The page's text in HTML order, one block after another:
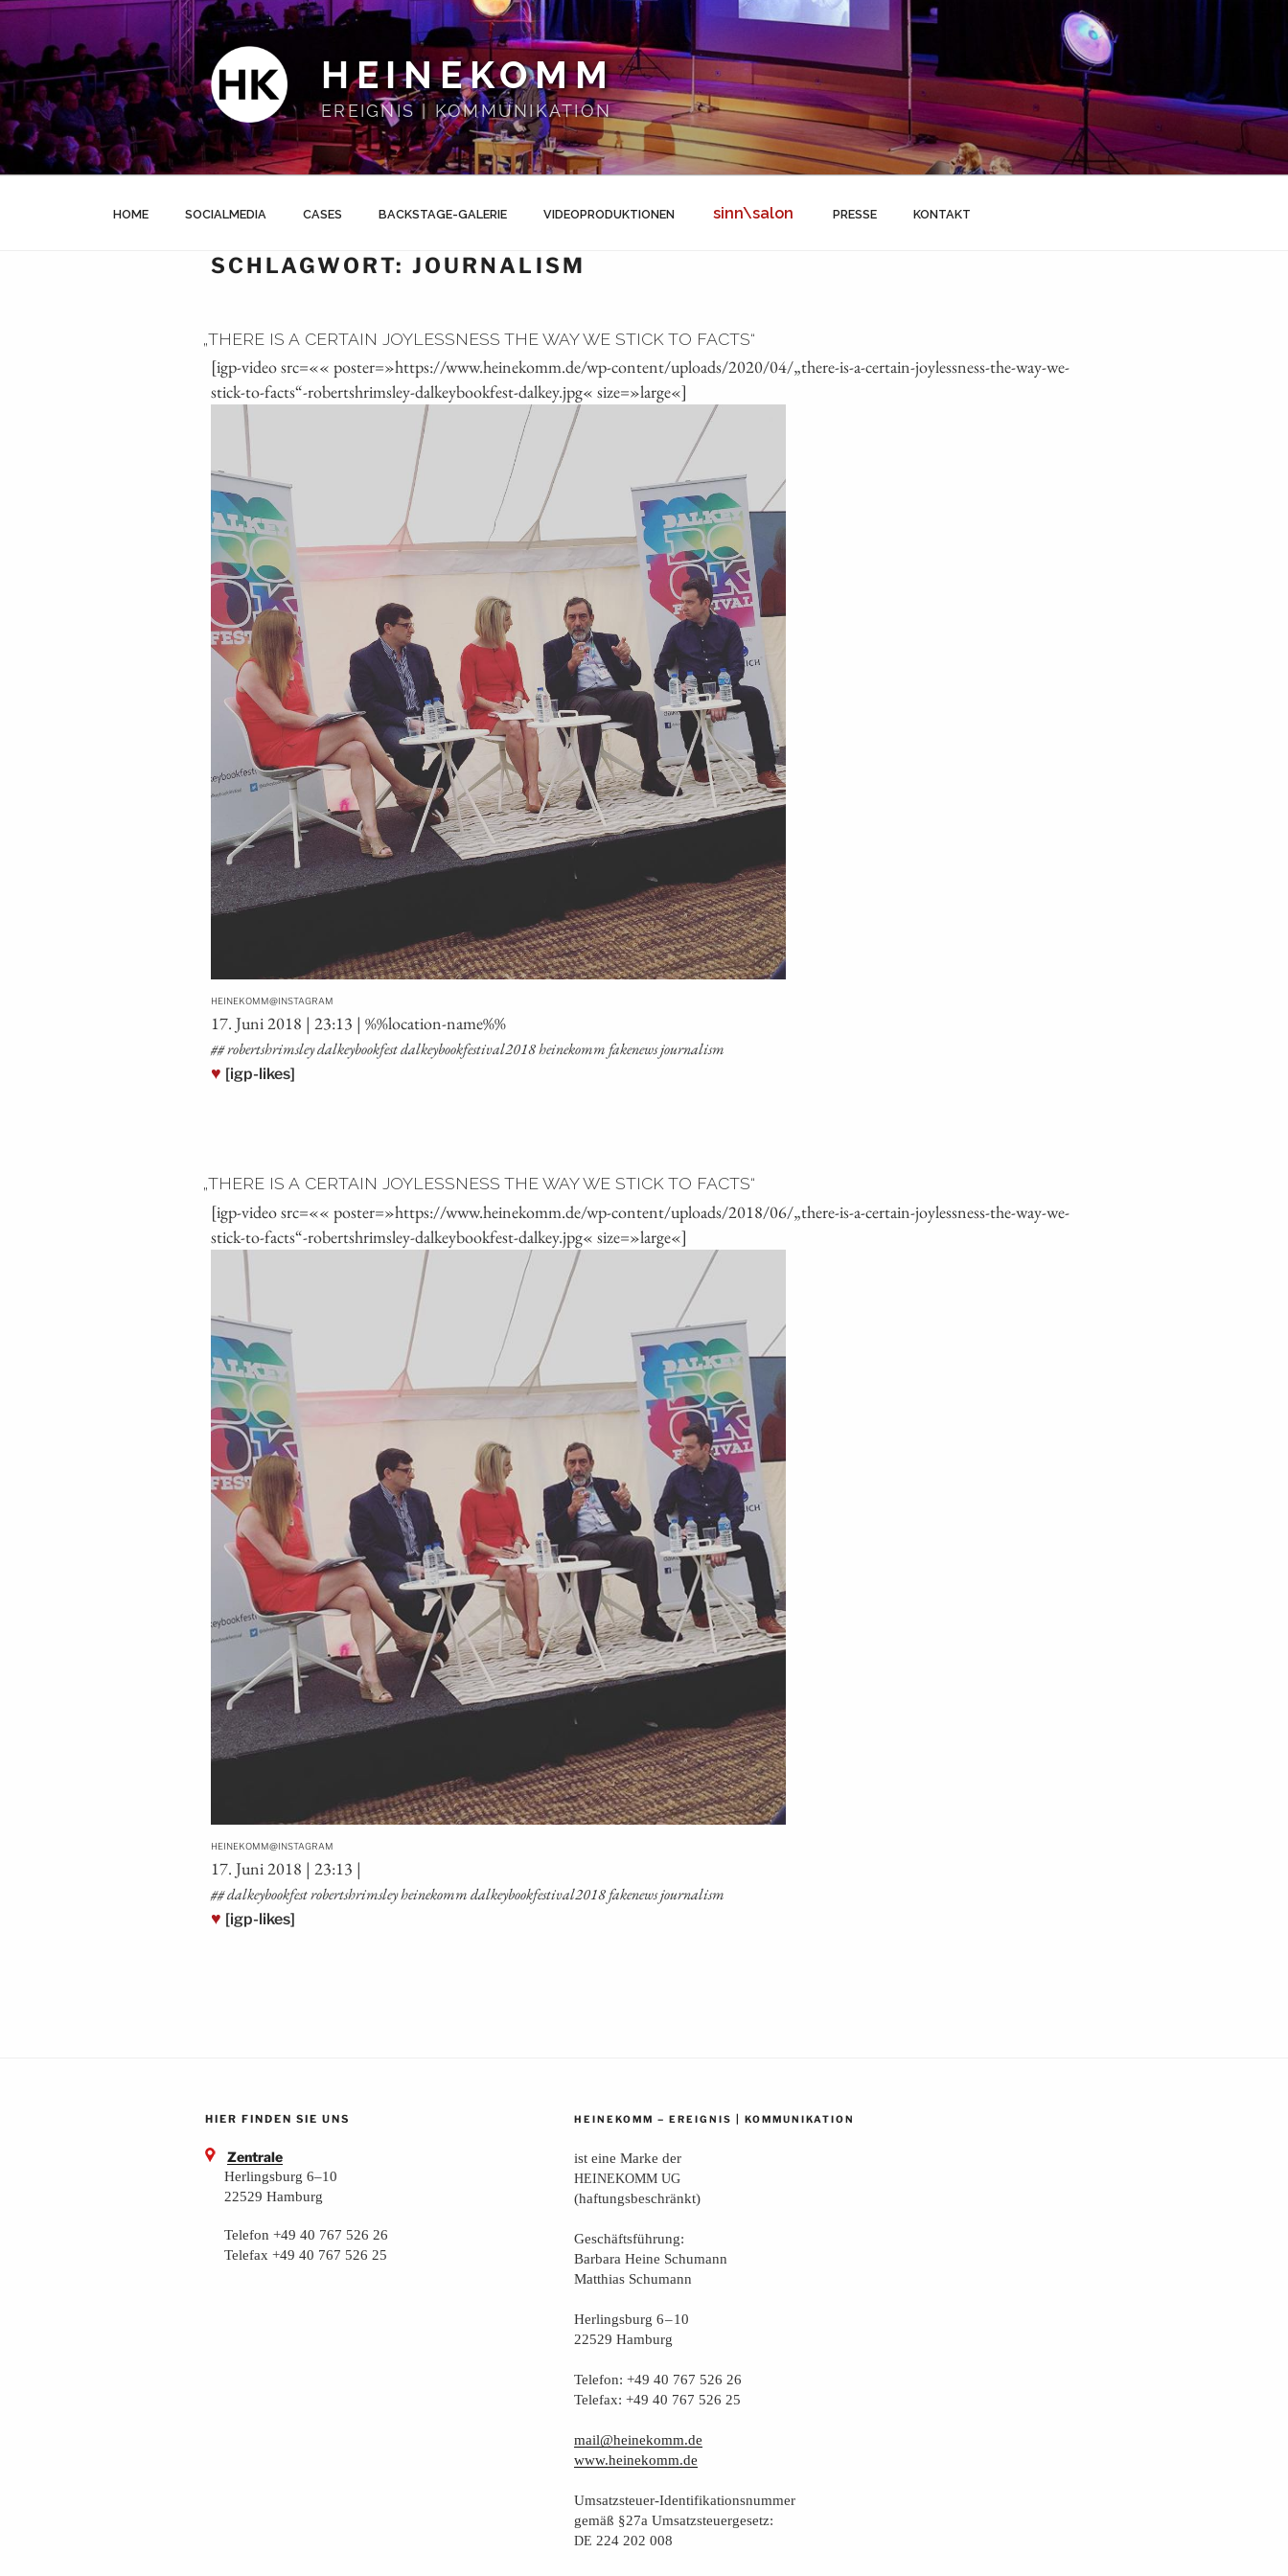
Zum
springen
HEINEKOMM
EREIGNIS | KOMMUNIKATION
HOME SOCIALMEDIA CASES BACKSTAGE-GALERIE VIDEOPRODUKTIONEN sinn\salon PRESSE KONTAKT
SCHLAGWORT: JOURNALISM
„THERE IS A CERTAIN JOYLESSNESS THE WAY WE STICK TO FACTS“
[igp-video src=«« poster=»https://www.heinekomm.de/wp-content/uploads/2020/04/„there-is-a-certain-joylessness-the-way-we-
stick-to-facts“-robertshrimsley-dalkeybookfest-dalkey.jpg« size=»large«]
HEINEKOMM@INSTAGRAM
17. Juni 2018 | 23:13 | %%loca­ti­on-name%%
## robertshrims­ley dal­key­book­fest dalkeybookfestival2018 hei­ne­komm faken­ews journalism
♥ [igp-likes]
„THERE IS A CERTAIN JOYLESSNESS THE WAY WE STICK TO FACTS“
[igp-video src=«« poster=»https://www.heinekomm.de/wp-content/uploads/2018/06/„there-is-a-certain-joylessness-the-way-we-
stick-to-facts“-robertshrimsley-dalkeybookfest-dalkey.jpg« size=»large«]
HEINEKOMM@INSTAGRAM
17. Juni 2018 | 23:13 |
## dal­key­book­fest robertshrims­ley hei­ne­komm dalkeybookfestival2018 faken­ews journalism
♥ [igp-likes]
HIER FINDEN SIE UNS
Zentrale
Herlingsburg 6–10
22529 Hamburg
Telefon +49 40 767 526 26
Telefax +49 40 767 526 25
HEINEKOMM – EREIGNIS KOMMUNIKATION
ist eine Mar­ke der
HEINEKOMM UG
(haf­tungs­be­schränkt)
Geschäfts­füh­rung:
Bar­ba­ra Hei­ne Schumann
Mat­thi­as Schumann
Her­lings­burg 6 – 10
22529 Hamburg
Tele­fon: +49 40 767 526 26
Tele­fax: +49 40 767 526 25
mail@heinekomm.de
www.heinekomm.de
Umsatz­steu­er-Iden­ti­fi­ka­ti­ons­num­mer
gemäß §27a Umsatzsteuergesetz:
DE 224 202 008